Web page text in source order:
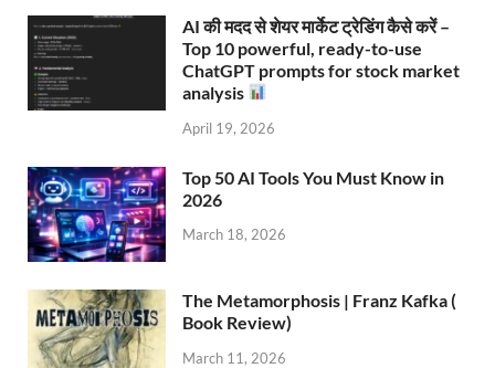
AI की मदद से शेयर मार्केट ट्रेडिंग कैसे करें –
Top 10 powerful, ready-to-use
ChatGPT prompts for stock market
analysis
April 19, 2026
Top 50 AI Tools You Must Know in
2026
March 18, 2026
The Metamorphosis | Franz Kafka (
Book Review)
March 11, 2026